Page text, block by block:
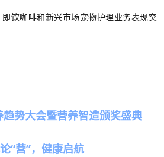
饮咖啡和新兴市场宠物护理业务表现突
势大会暨营养智造颁奖盛典
“营”，健康启航